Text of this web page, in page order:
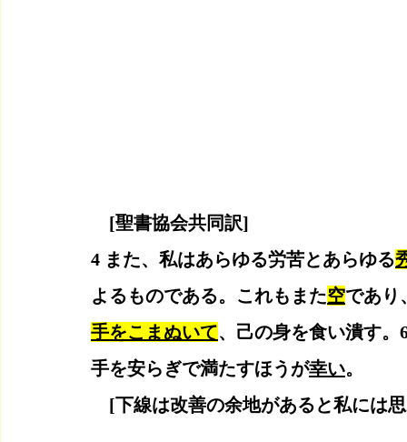
[聖書協会共同訳]
4 また、私はあらゆる労苦とあらゆる
よるものである。これもまた空であり
手をこまぬいて、己の身を食い潰す
手を安らぎで満たすほうが幸い。
[下線は改善の余地があると私には